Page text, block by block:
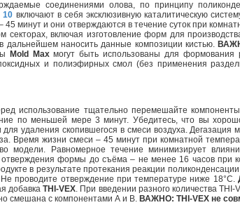
соединениями олова, по принципу
10 включают в себя эксклюзивную каталитическую
минут и они отверждаются в течение суток при
включая изготовление форм для
дальнейшем наносить данные композиции кистью.
Mold Maxмогут быть использованы для формования
и полиэфирных смол (без применения
использование тщательно перемешайте
по меньшей мере 3 минут. Убедитесь, что вы
удаления скопившегося в смеси воздуха.
Время жизни смеси – 45 минут при комнатной
модели. Равномерное течение минимизирует
формы до съёма – не менее 16 часов при
в результате протекания реакции
проводите отверждение при температуре ниже 18°C.
добавка THI-VEX. При введении разного количества
смешана с компонентами А и В. ВАЖНО: THI-VEX не